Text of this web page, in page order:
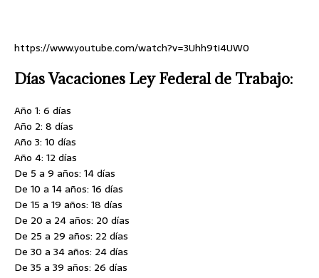
https://www.youtube.com/watch?v=3Uhh9ti4UW0
Días Vacaciones Ley Federal de Trabajo:
Año 1: 6 días
Año 2: 8 días
Año 3: 10 días
Año 4: 12 días
De 5 a 9 años: 14 días
De 10 a 14 años: 16 días
De 15 a 19 años: 18 días
De 20 a 24 años: 20 días
De 25 a 29 años: 22 días
De 30 a 34 años: 24 días
De 35 a 39 años: 26 días